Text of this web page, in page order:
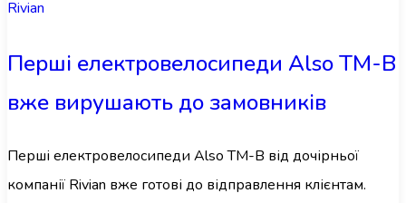
Rivian
Перші електровелосипеди Also TM-B
вже вирушають до замовників
Перші електровелосипеди Also TM-B від дочірньої
компанії Rivian вже готові до відправлення клієнтам.